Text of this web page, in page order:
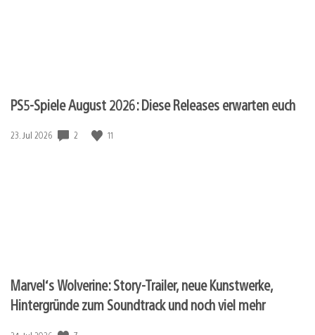
PS5-Spiele August 2026: Diese Releases erwarten euch
Veröffentlichungsdatum:
23. Jul 2026 2 11
Marvel‘s Wolverine: Story-Trailer, neue Kunstwerke,
Hintergründe zum Soundtrack und noch viel mehr